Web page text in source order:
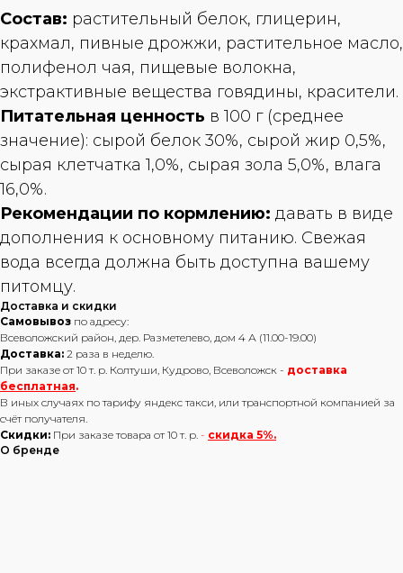
Состав: растительный белок, глицерин,
крахмал, пивные дрожжи, растительное масло,
полифенол чая, пищевые волокна,
экстрактивные вещества говядины, красители.
Питательная ценность в 100 г (среднее
значение): сырой белок 30%, сырой жир 0,5%,
сырая клетчатка 1,0%, сырая зола 5,0%, влага
16,0%.
Рекомендации по кормлению: давать в виде
дополнения к основному питанию. Свежая
вода всегда должна быть доступна вашему
питомцу.
Доставка и скидки
Самовывоз по адресу:
Всеволожский район, дер. Разметелево, дом 4 А (11.00-19.00)
Доставка: 2 раза в неделю.
При заказе от 10 т. р. Колтуши, Кудрово, Всеволожск - доставка
бесплатная.
В иных случаях по тарифу яндекс такси, или транспортной компанией за
счёт получателя.
Скидки: При заказе товара от 10 т. р. - скидка 5%.
О бренде